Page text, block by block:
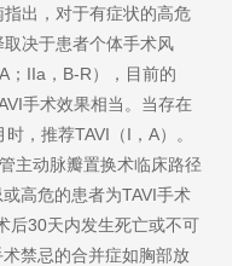
出，对于有症状的高危
取决于患者个体手术风
；IIa，B-R），目前的
手术效果相当。当存在
，推荐TAVI（I，A）。
动脉瓣置换术临床路径
高危的患者为TAVI手术
后30天内发生死亡或不可
禁忌的合并症如胸部放